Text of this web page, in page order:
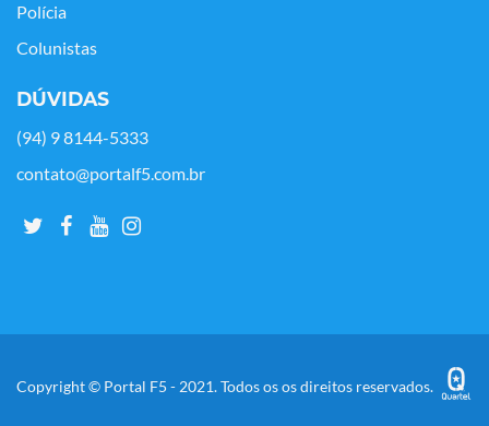
Polícia
Colunistas
DÚVIDAS
(94) 9 8144-5333
contato@portalf5.com.br
Copyright © Portal F5 - 2021. Todos os os direitos reservados.